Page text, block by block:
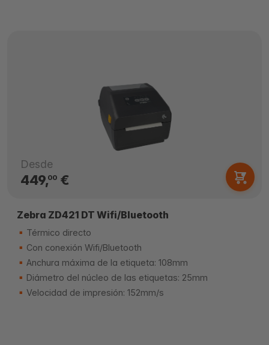
Desde
449,00€
Zebra ZD421 DT Wifi/Bluetooth
Térmico directo
Con conexión Wifi/Bluetooth
Anchura máxima de la etiqueta: 108mm
Diámetro del núcleo de las etiquetas: 25mm
Velocidad de impresión: 152mm/s